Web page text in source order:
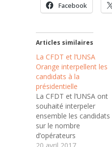
Facebook
Articles similaires
La CFDT et l’UNSA
Orange interpellent les
candidats à la
présidentielle
La CFDT et l’UNSA ont
souhaité interpeler
ensemble les candidats
sur le nombre
d’opérateurs